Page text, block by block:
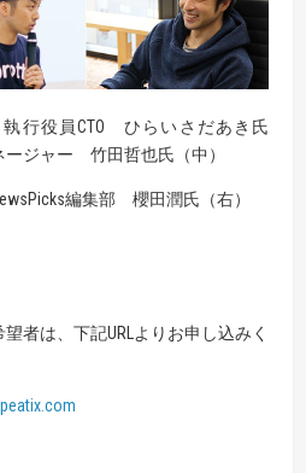
執行役員CTO ひらいさだあき氏
ージャー 竹田哲也氏（中）
編集部 櫻田潤氏（右）
者は、下記URLよりお申し込みく